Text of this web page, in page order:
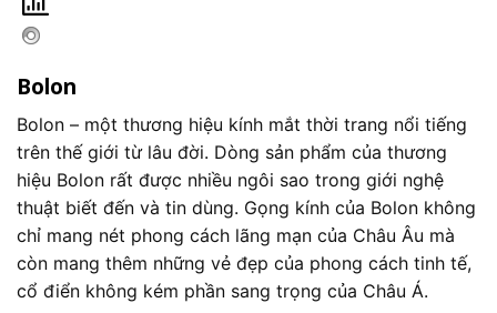
Bolon
Bolon – một thương hiệu kính mắt thời trang nổi tiếng
trên thế giới từ lâu đời. Dòng sản phẩm của thương
hiệu Bolon rất được nhiều ngôi sao trong giới nghệ
thuật biết đến và tin dùng. Gọng kính của Bolon không
chỉ mang nét phong cách lãng mạn của Châu Âu mà
còn mang thêm những vẻ đẹp của phong cách tinh tế,
cổ điển không kém phần sang trọng của Châu Á.